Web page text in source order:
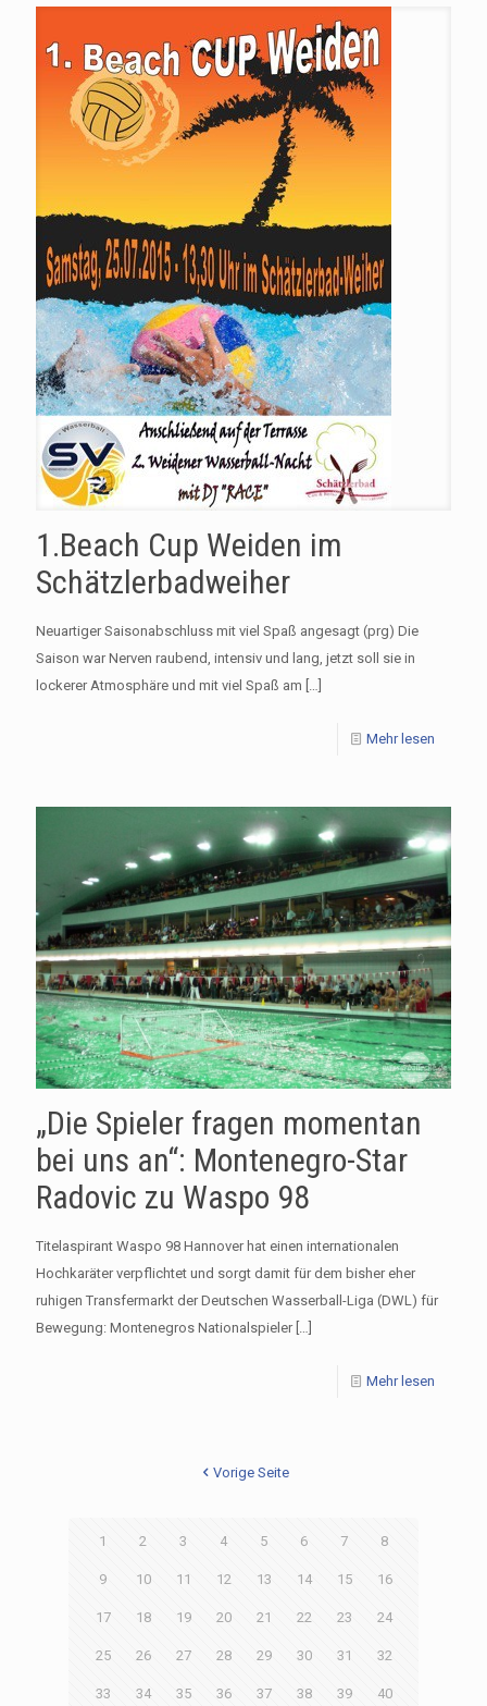
1.Beach Cup Weiden im
Schätzlerbadweiher
Neuartiger Saisonabschluss mit viel Spaß angesagt (prg) Die
Saison war Nerven raubend, intensiv und lang, jetzt soll sie in
lockerer Atmosphäre und mit viel Spaß am […]
Mehr lesen
„Die Spieler fragen momentan
bei uns an“: Montenegro-Star
Radovic zu Waspo 98
Titelaspirant Waspo 98 Hannover hat einen internationalen
Hochkaräter verpflichtet und sorgt damit für dem bisher eher
ruhigen Transfermarkt der Deutschen Wasserball-Liga (DWL) für
Bewegung: Montenegros Nationalspieler[…]
Mehr lesen
Vorige Seite
1 2 3 4 5 6 7 8
9 10 11 12 13 14 15 16
17 18 19 20 21 22 23 24
25 26 27 28 29 30 31 32
33 34 35 36 37 38 39 40